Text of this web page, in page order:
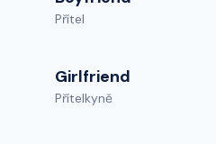
Přítel
Girlfriend
Přítelkyně